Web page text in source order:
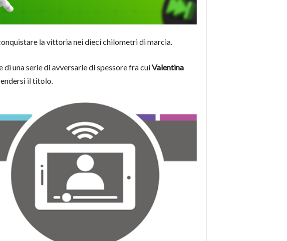
la vittoria nei dieci chilometri di marcia.
una serie di avversarie di spessore fra cuiValentina
il titolo.